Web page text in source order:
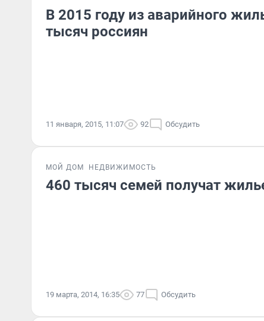
В 2015 году из аварийного
тысяч россиян
11 января, 2015, 11:07 92 Обсудить
МОЙ ДОМ НЕДВИЖИМОСТЬ
460 тысяч семей получат
19 марта, 2014, 16:35 77 Обсудить